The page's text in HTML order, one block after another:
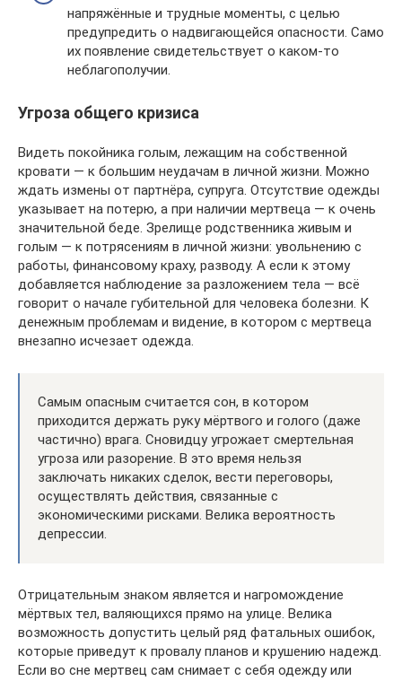
напряжённые и трудные моменты, с целью
предупредить о надвигающейся опасности. Само
их появление свидетельствует о каком-то
неблагополучии.
Угроза общего кризиса
Видеть покойника голым, лежащим на собственной
кровати — к большим неудачам в личной жизни. Можно
ждать измены от партнёра, супруга. Отсутствие одежды
указывает на потерю, а при наличии мертвеца — к очень
значительной беде. Зрелище родственника живым и
голым — к потрясениям в личной жизни: увольнению с
работы, финансовому краху, разводу. А если к этому
добавляется наблюдение за разложением тела — всё
говорит о начале губительной для человека болезни. К
денежным проблемам и видение, в котором с мертвеца
внезапно исчезает одежда.
Самым опасным считается сон, в котором
приходится держать руку мёртвого и голого (даже
частично) врага. Сновидцу угрожает смертельная
угроза или разорение. В это время нельзя
заключать никаких сделок, вести переговоры,
осуществлять действия, связанные с
экономическими рисками. Велика вероятность
депрессии.
Отрицательным знаком является и нагромождение
мёртвых тел, валяющихся прямо на улице. Велика
возможность допустить целый ряд фатальных ошибок,
которые приведут к провалу планов и крушению надежд.
Если во сне мертвец сам снимает с себя одежду или